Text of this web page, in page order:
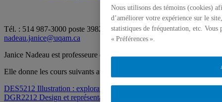
Tél. : 514 987-3000 poste 3982
nadeau.janice@uqam.ca
Janice Nadeau est professeure depuis 2020.
Elle donne les cours suivants au baccalauréat en design graphique :
DES5212 Illustration : exploration
DGR2212 Design et représentation humaine
Nous utilisons des témoins (cookies)
d’améliorer votre expérience sur le
statistiques de fréquentation, etc.
« Préférences ».